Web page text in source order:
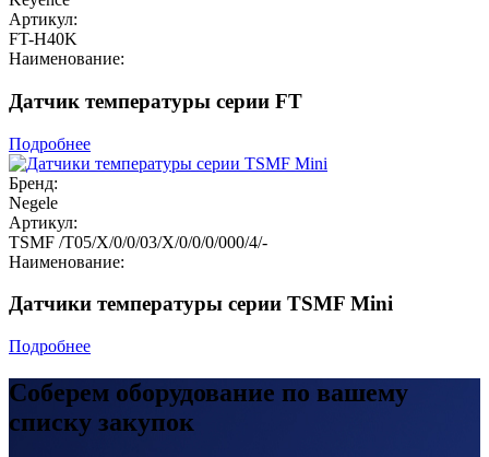
Артикул:
FT-H40K
Наименование:
Датчик температуры серии FT
Подробнее
Бренд:
Negele
Артикул:
TSMF /T05/X/0/0/03/X/0/0/0/000/4/-
Наименование:
Датчики температуры серии TSMF Mini
Подробнее
Соберем оборудование по вашему
списку закупок